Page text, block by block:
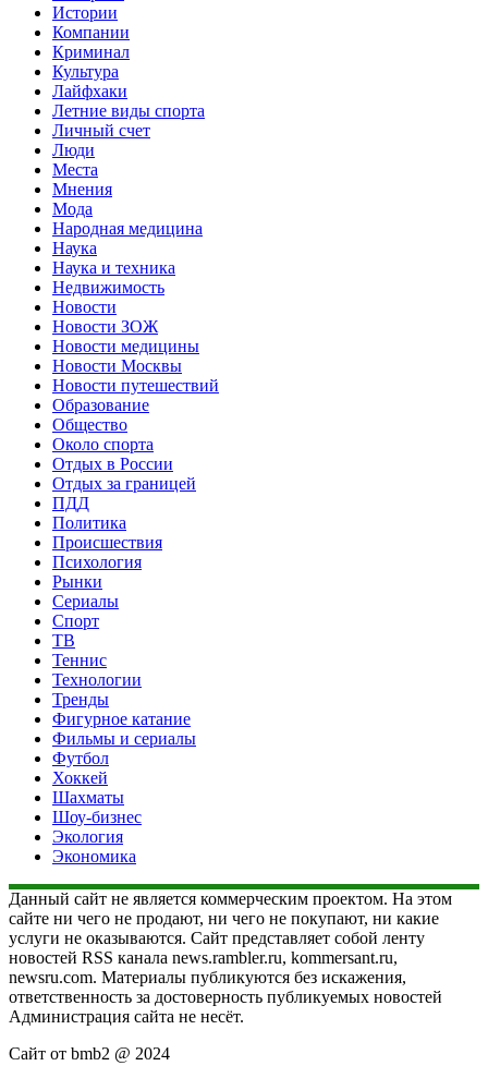
Истории
Компании
Криминал
Культура
Лайфхаки
Летние виды спорта
Личный счет
Люди
Места
Мнения
Мода
Народная медицина
Наука
Наука и техника
Недвижимость
Новости
Новости ЗОЖ
Новости медицины
Новости Москвы
Новости путешествий
Образование
Общество
Около спорта
Отдых в России
Отдых за границей
ПДД
Политика
Происшествия
Психология
Рынки
Сериалы
Спорт
ТВ
Теннис
Технологии
Тренды
Фигурное катание
Фильмы и сериалы
Футбол
Хоккей
Шахматы
Шоу-бизнес
Экология
Экономика
Данный сайт не является коммерческим проектом. На этом
сайте ни чего не продают, ни чего не покупают, ни какие
услуги не оказываются. Сайт представляет собой ленту
новостей RSS канала news.rambler.ru, kommersant.ru,
newsru.com. Материалы публикуются без искажения,
ответственность за достоверность публикуемых новостей
Администрация сайта не несёт.
Сайт от bmb2 @ 2024